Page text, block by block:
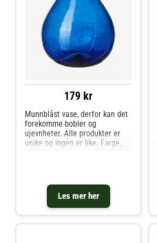
179 kr
Les mer her
Munnblåst vase, derfor kan det
forekomme bobler og
ujevnheter. Alle produkter er
unike og ingen er like. Farge,